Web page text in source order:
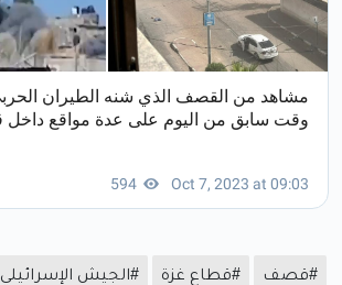
#قصف #قطاع غزة #الجيش الإسرائيلي